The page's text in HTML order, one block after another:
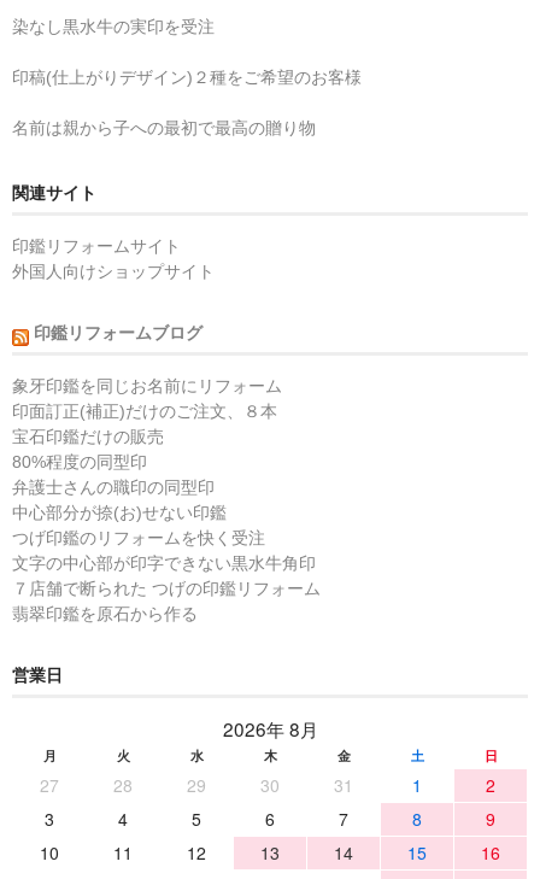
染なし黒水牛の実印を受注
印稿(仕上がりデザイン)２種をご希望のお客様
名前は親から子への最初で最高の贈り物
関連サイト
印鑑リフォームサイト
外国人向けショップサイト
印鑑リフォームブログ
象牙印鑑を同じお名前にリフォーム
印面訂正(補正)だけのご注文、８本
宝石印鑑だけの販売
80%程度の同型印
弁護士さんの職印の同型印
中心部分が捺(お)せない印鑑
つげ印鑑のリフォームを快く受注
文字の中心部が印字できない黒水牛角印
７店舗で断られた つげの印鑑リフォーム
翡翠印鑑を原石から作る
営業日
2026年 8月
月 火 水 木 金 土 日
27 28 29 30 31 1
2
3
4 5 6 7 8
9
10
11 12 13 14 15
16